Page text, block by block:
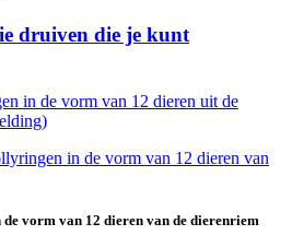
druiven die je kunt
vorm van 12 dieren van de dierenriem